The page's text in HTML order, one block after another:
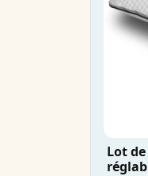
Lot